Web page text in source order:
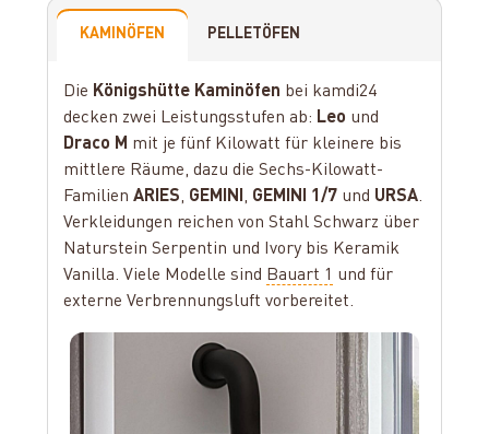
KAMINÖFEN PELLETÖFEN
Die Königshütte Kaminöfen bei kamdi24
decken zwei Leistungsstufen ab: Leo und
Draco M mit je fünf Kilowatt für kleinere bis
mittlere Räume, dazu die Sechs-Kilowatt-
FamilienARIES, GEMINI , GEMINI 1/7 und URSA.
Verkleidungen reichen von Stahl Schwarz über
Naturstein Serpentin und Ivory bis Keramik
Vanilla. Viele Modelle sind Bauart 1 und für
externe Verbrennungsluft vorbereitet.